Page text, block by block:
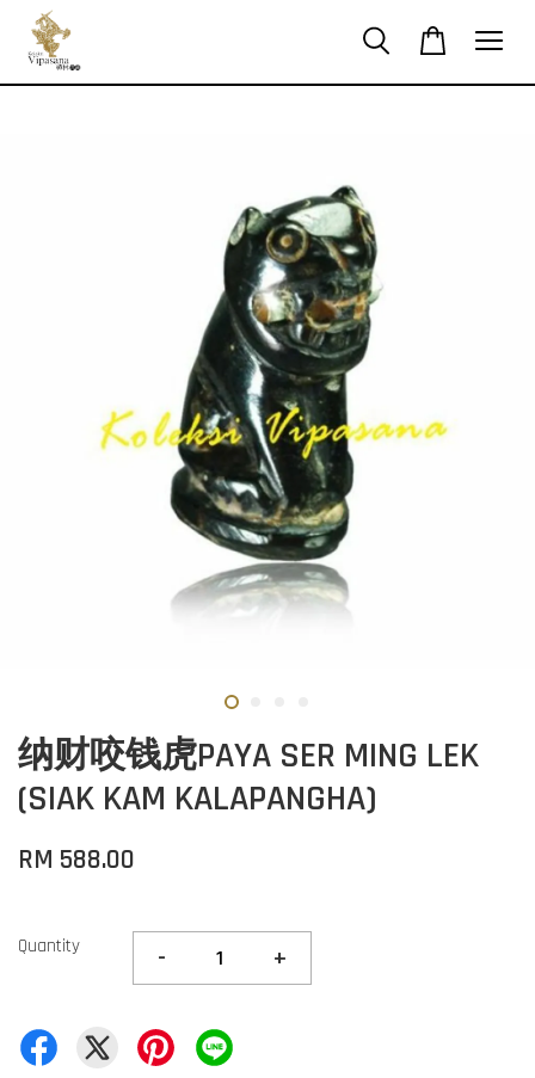
纳财咬钱虎PAYA SER MING LEK
(SIAK KAM KALAPANGHA)
RM 588.00
Quantity - +